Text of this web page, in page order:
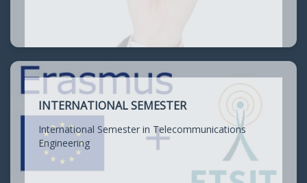
INTERNATIONAL SEMESTER
International Semester in Telecommunications
Engineering